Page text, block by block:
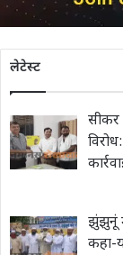
लेटेस्ट
सीकर
झुंझुनूं
कहा-